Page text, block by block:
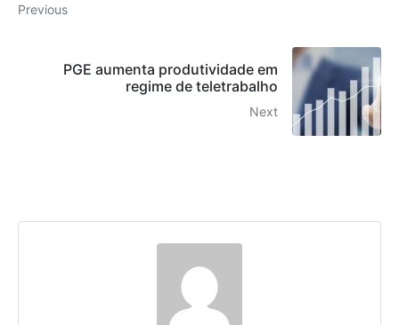
Previous
PGE aumenta produtividade em
regime de teletrabalho
Next